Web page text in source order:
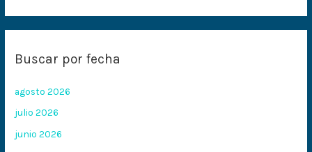
Buscar por fecha
agosto 2026
julio 2026
junio 2026